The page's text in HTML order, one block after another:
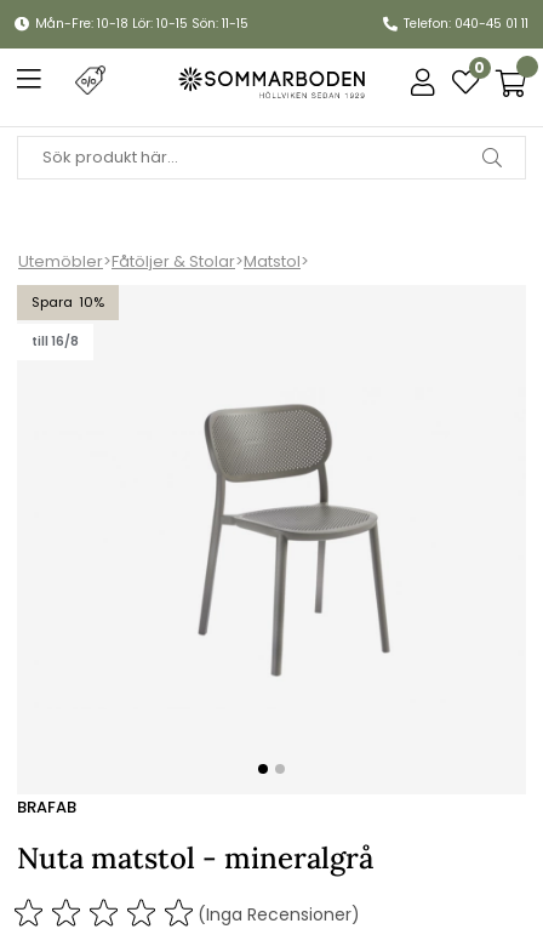
Mån-Fre: 10-18 Lör: 10-15 Sön: 11-15 Telefon: 040-45 01 11
0
Utemöbler>Fåtöljer & Stolar>Matstol>
10
till 16/8
Nuta matstol - mineralgrå
BRAFAB
Nuta matstol - mineralgrå
(Inga Recensioner)